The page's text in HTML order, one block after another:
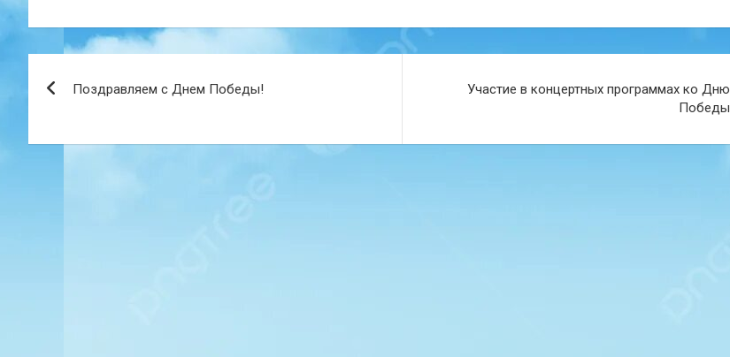
записям
Поздравляем с Днем Победы!
Участие в концертных программах ко Дню
Победы